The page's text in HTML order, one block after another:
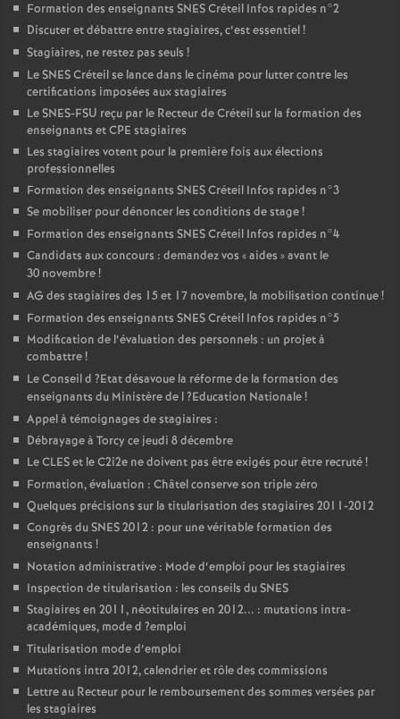
Formation des enseignants SNESCréteil Infos rapides n°2
Discuter et débattre entre stagiaires, c’est essentiel!
Stagiaires, ne restez pas seuls !
LeSNESCréteil se lance dans le cinéma pour lutter contre les
certifications imposées aux stagiaires
LeSNES-FSU reçu par le Recteur de Créteil sur la formation des
enseignants etCPE stagiaires
Les stagiaires votent pour la première fois aux élections
professionnelles
Formation des enseignants SNESCréteil Infos rapides n°3
Se mobiliser pour dénoncer les conditions de stage!
Formation des enseignants SNESCréteil Infos rapides n°4
Candidats aux concours : demandez vos «aides » avant le
30 novembre!
AG des stagiaires des 15 et 17 novembre, la mobilisation continue!
Formation des enseignants SNESCréteil Infos rapides n°5
Modification de l’évaluation des personnels : un projet à
combattre!
Le Conseil d ?Etat désavoue la réforme de la formation des
enseignants du Ministère de l?Education Nationale!
Appel à témoignages de stagiaires :
Débrayage à Torcy ce jeudi 8 décembre
LeCLESet le C2i2e ne doivent pas être exigés pour être recruté!
Formation, évaluation : Châtel conserve son triple zéro
Quelques précisions sur la titularisation des stagiaires 2011-2012
Congrès duSNES2012 : pour une véritable formation des
enseignants !
Notation administrative : Mode d’emploi pour les stagiaires
Inspection de titularisation : les conseils duSNES
Stagiaires en 2011, néotitulaires en 2012... : mutations intra-
académiques, mode d ?emploi
Titularisation mode d’emploi
Mutations intra 2012, calendrier et rôle des commissions
Lettre au Recteur pour le remboursement des sommes versées par
les stagiaires